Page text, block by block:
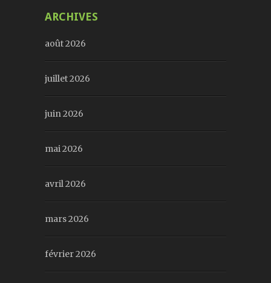
ARCHIVES
août 2026
juillet 2026
juin 2026
mai 2026
avril 2026
mars 2026
février 2026